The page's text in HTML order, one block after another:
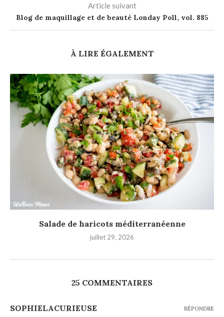
Article suivant
Blog de maquillage et de beauté Londay Poll, vol. 885
À LIRE ÉGALEMENT
Salade de haricots méditerranéenne
juillet 29, 2026
25 COMMENTAIRES
SOPHIELACURIEUSE RÉPONDRE